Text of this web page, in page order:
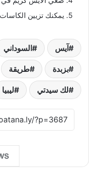
يمكنك تزيين
آيس السوداني
بزبدة طريقة
لك سيدتي ليبيا